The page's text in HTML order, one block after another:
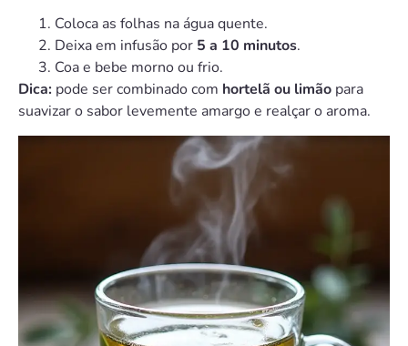
Coloca as folhas na água quente.
Deixa em infusão por 5 a 10 minutos.
Coa e bebe morno ou frio.
Dica: pode ser combinado com hortelã ou limão para
suavizar o sabor levemente amargo e realçar o aroma.